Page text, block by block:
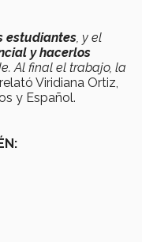
estudiantes , y el
y hacerlos
Al final el trabajo, la
Viridiana Ortiz,
y Español.